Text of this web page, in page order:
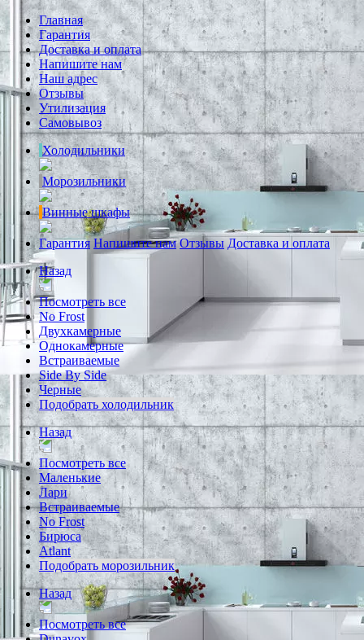
Главная
Гарантия
Доставка и оплата
Напишите нам
Наш адрес
Отзывы
Утилизация
Самовывоз
Холодильники
Морозильники
Винные шкафы
Гарантия Напишите нам Отзывы Доставка и оплата
Назад
Посмотреть все
No Frost
Двухкамерные
Однокамерные
Встраиваемые
Side By Side
Черные
Подобрать холодильник
Назад
Посмотреть все
Маленькие
Лари
Встраиваемые
No Frost
Бирюса
Atlant
Подобрать морозильник
Назад
Посмотреть все